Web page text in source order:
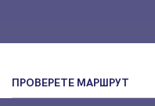
ПРОВЕРЕТЕ МАРШРУТ